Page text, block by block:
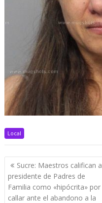
Local
Navegación
de
entradas
Sucre: Maestros califican a
presidente de Padres de
Familia como «hipócrita» por
callar ante el abandono a la